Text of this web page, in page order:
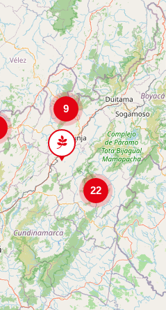
9
22